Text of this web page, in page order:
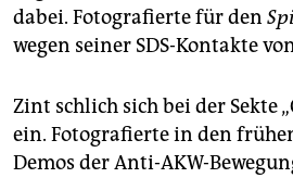
dabei. Fotografierte für den
wegen seiner SDS-Kontakte
Zint schlich sich bei der Sekte
ein. Fotografierte in den
Demos der Anti-AKW-